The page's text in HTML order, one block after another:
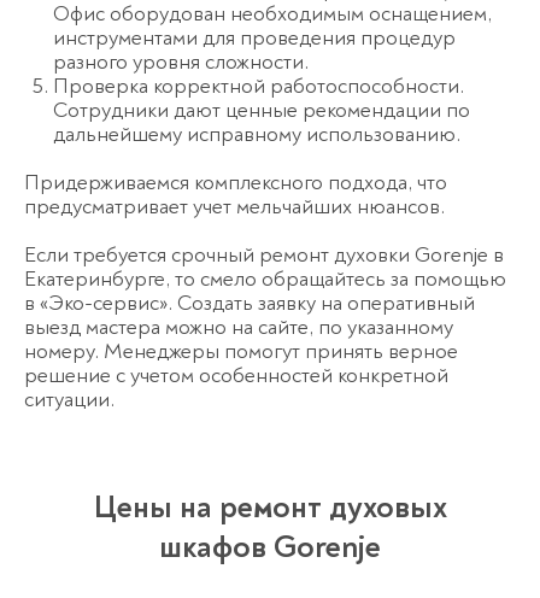
Офис оборудован необходимым оснащением,
инструментами для проведения процедур
разного уровня сложности.
Проверка корректной работоспособности.
Сотрудники дают ценные рекомендации по
дальнейшему исправному использованию.
Придерживаемся комплексного подхода, что
предусматривает учет мельчайших нюансов.
Если требуется срочный ремонт духовки Gorenje в
Екатеринбурге, то смело обращайтесь за помощью
в «Эко-сервис». Создать заявку на оперативный
выезд мастера можно на сайте, по указанному
номеру. Менеджеры помогут принять верное
решение с учетом особенностей конкретной
ситуации.
Цены на ремонт духовых
шкафов Gorenje